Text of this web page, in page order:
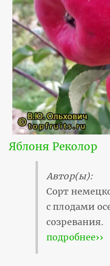
Яблоня Реколор
Автор(ы):
Сорт
с плодами
созревания.
подробнее››